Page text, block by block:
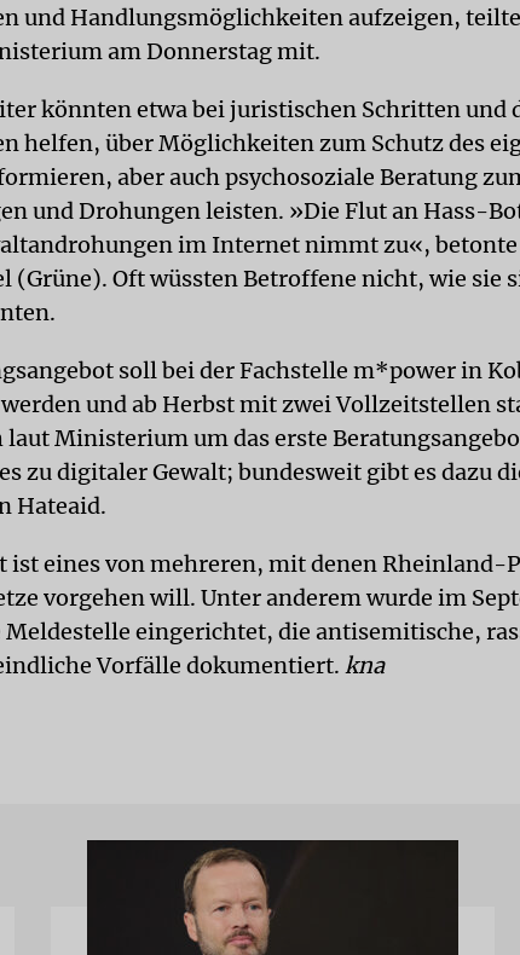
und Handlungsmöglichkeiten aufzeigen,
am Donnerstag mit.
könnten etwa bei juristischen Schritten und
helfen, über Möglichkeiten zum Schutz des
aber auch psychosoziale Beratung
und Drohungen leisten. »Die Flut an Hass-
im Internet nimmt zu«,
(Grüne). Oft wüssten Betroffene nicht, wie sie
soll bei der Fachstelle m*power in
und ab Herbst mit zwei Vollzeitstellen
laut Ministerium um das erste
zu digitaler Gewalt; bundesweit gibt es dazu
Hateaid.
ist eines von mehreren, mit denen Rheinland-
vorgehen will. Unter anderem wurde im
Meldestelle eingerichtet, die antisemitische,
Vorfälle dokumentiert. kna